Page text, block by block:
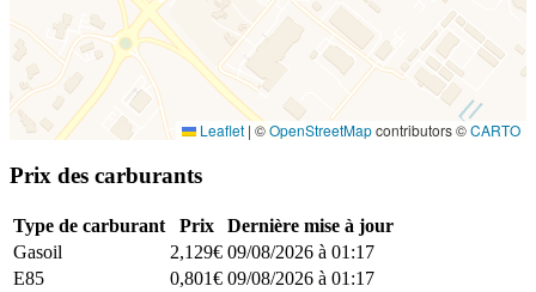
Leaflet | ©OpenStreetMapcontributors ©CARTO
Prix des carburants
Type de carburant Prix
Dernière mise à jour
Gasoil
2,129€ 09/08/2026 à 01:17
E85
0,801€ 09/08/2026 à 01:17